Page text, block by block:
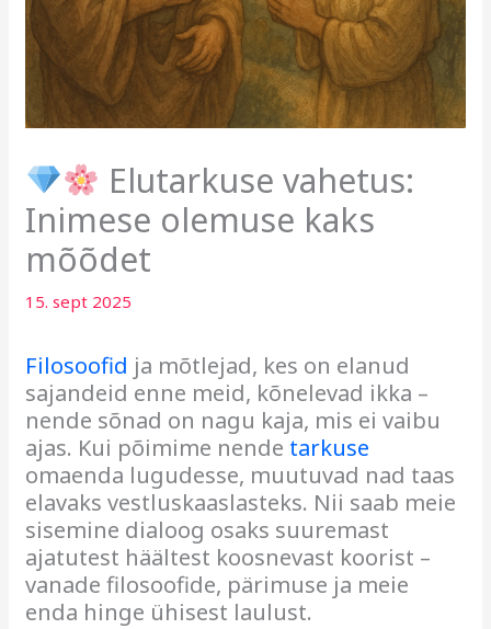
Elutarkuse vahetus:
Inimese olemuse kaks
mõõdet
15. sept 2025
Filosoofid ja mõtlejad, kes on elanud
sajandeid enne meid, kõnelevad ikka –
nende sõnad on nagu kaja, mis ei vaibu
ajas. Kui põimime nende tarkuse
omaenda lugudesse, muutuvad nad taas
elavaks vestluskaaslasteks. Nii saab meie
sisemine dialoog osaks suuremast
ajatutest häältest koosnevast koorist –
vanade filosoofide, pärimuse ja meie
enda hinge ühisest laulust.